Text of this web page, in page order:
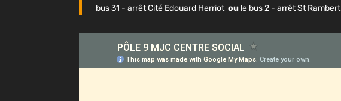
bus 31 - arrêt Cité Edouard Herriot ou le bus 2 - arrêt St Rambert